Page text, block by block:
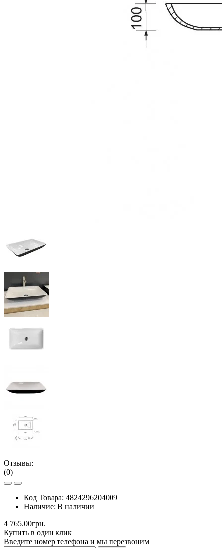
Отзывы:
(0)
Код Товара: 4824296204009
Наличие: В наличии
4 765.00грн.
Купить в один клик
Введите номер телефона и мы перезвоним